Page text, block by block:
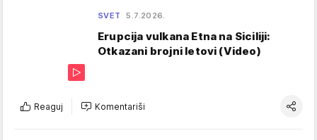
SVET 5.7.2026.
Erupcija vulkana Etna na Siciliji:
Otkazani brojni letovi (Video)
Reaguj Komentariši